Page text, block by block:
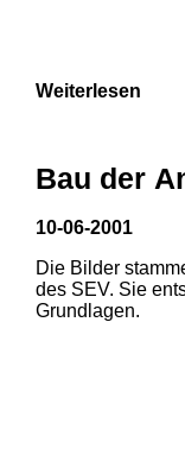
Weiterlesen
Bau der
10-06-2001
Die Bilder
des SEV. Sie
Grundlagen.